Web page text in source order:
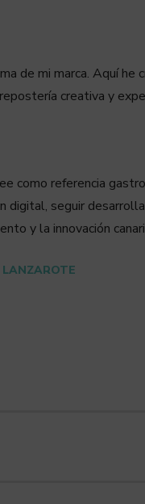
de mi marca. Aquí
creativa y
como referencia
digital, seguir
y la innovación
LANZAROTE